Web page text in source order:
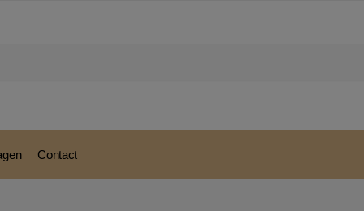
Contact